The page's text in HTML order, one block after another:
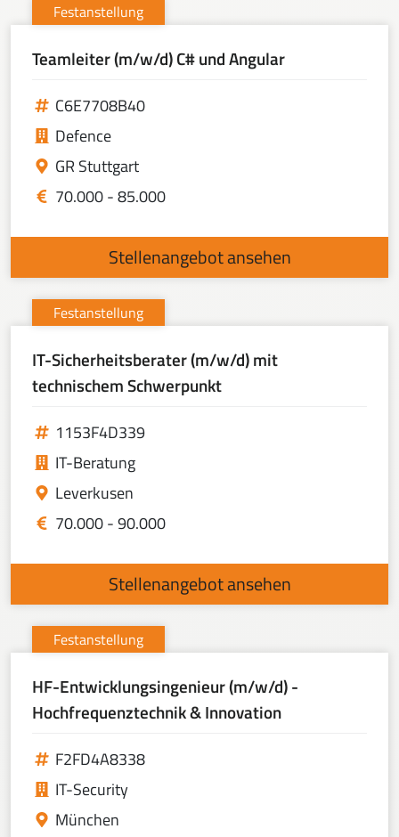
Festanstellung
Teamleiter (m/w/d) C# und Angular
C6E7708B40
Defence
GR Stuttgart
70.000 - 85.000
Stellenangebot ansehen
Festanstellung
IT-Sicherheitsberater (m/w/d) mit
technischem Schwerpunkt
1153F4D339
IT-Beratung
Leverkusen
70.000 - 90.000
Stellenangebot ansehen
Festanstellung
HF-Entwicklungsingenieur (m/w/d) -
Hochfrequenztechnik & Innovation
F2FD4A8338
IT-Security
München